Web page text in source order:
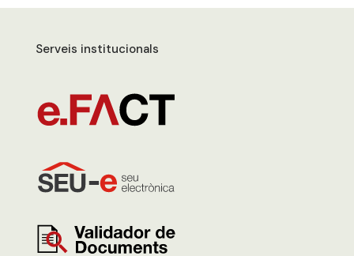
Serveis institucionals